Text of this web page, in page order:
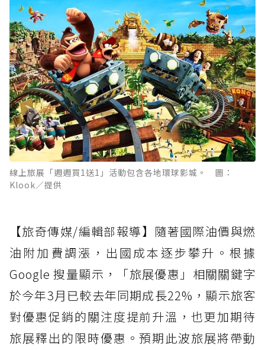
線上旅展「週週買1送1」活動包含各地環球影城。 圖：
Klook／提供
【旅奇傳媒/編輯部報導】隨著國際油價與燃
油附加費調漲，出國成本逐步攀升。根據
Google 搜量顯示，「旅展優惠」相關關鍵字
於今年3月已較去年同期成長22%，顯示旅客
對優惠促銷的關注度提前升溫，也更加期待
旅展釋出的限時優惠。預期此波旅展將帶動